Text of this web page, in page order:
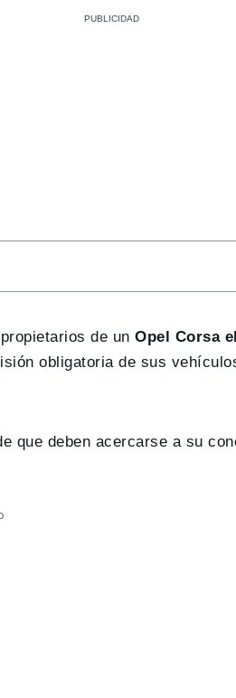
de unOpel Corsa
obligatoria de sus
que deben acercarse a su